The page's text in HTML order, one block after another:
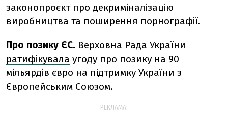
законопроєкт про декриміналізацію
виробництва та поширення порнографії.
Про позику ЄС. Верховна Рада України
ратифікувала угоду про позику на 90
мільярдів євро на підтримку України з
Європейським Союзом.
РЕКЛАМА: